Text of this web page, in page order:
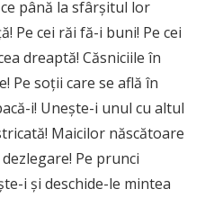
până la sfârşitul lor
Pe cei răi fă-i buni! Pe cei
dreaptă! Căsniciile în
Pe soţii care se află în
i! Uneşte-i unul cu altul
Maicilor născătoare
Pe prunci
i şi deschide-le mintea